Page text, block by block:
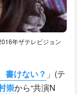
年ザテレビジョン
書けない？ 」(テ
崇から“共演N